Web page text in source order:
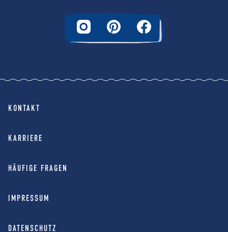
KONTAKT
KARRIERE
HÄUFIGE FRAGEN
IMPRESSUM
DATENSCHUTZ